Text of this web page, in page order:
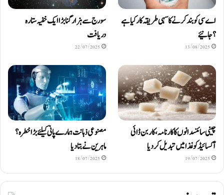
اے سی کو بند کرنے کا سہی طریقہ کار کیا ہے
؟ جانیئے
13/08/2025
سورج سے ہزار گنا بڑا ایک خفیہ ستارہ
دریافت
22/07/2025
چینی سائنسدانوں کا کارنامہ، کاربن ڈائی
آکسائیڈ کو غذا میں تبدیل کردیا
19/07/2025
مصنوعی ذہانت ہمارے پانی کیلئے بڑا خطرہ؟
ماہرین نے بتا دیا
18/07/2025